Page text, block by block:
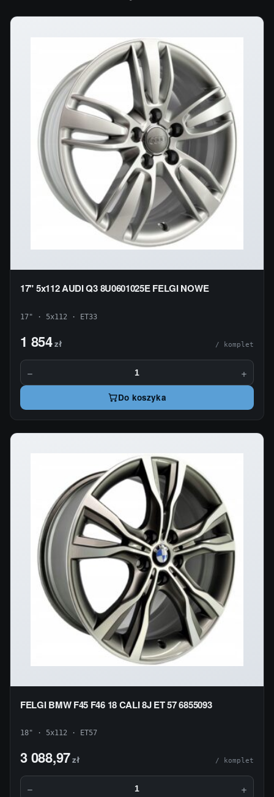
17" 5x112 AUDI Q3 8U0601025E FELGI NOWE
17" · 5x112 · ET33
1 854zł / komplet
− +
Do koszyka
FELGI BMW F45 F46 18 CALI 8J ET 57 6855093
18" · 5x112 · ET57
3 088,97zł / komplet
− +